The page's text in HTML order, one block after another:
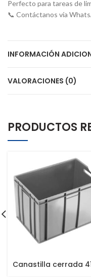
Perfecto para tareas de
📞 Contáctanos vía
INFORMACIÓN
VALORACIONES (0)
PRODUCTOS
Canastilla cerrada